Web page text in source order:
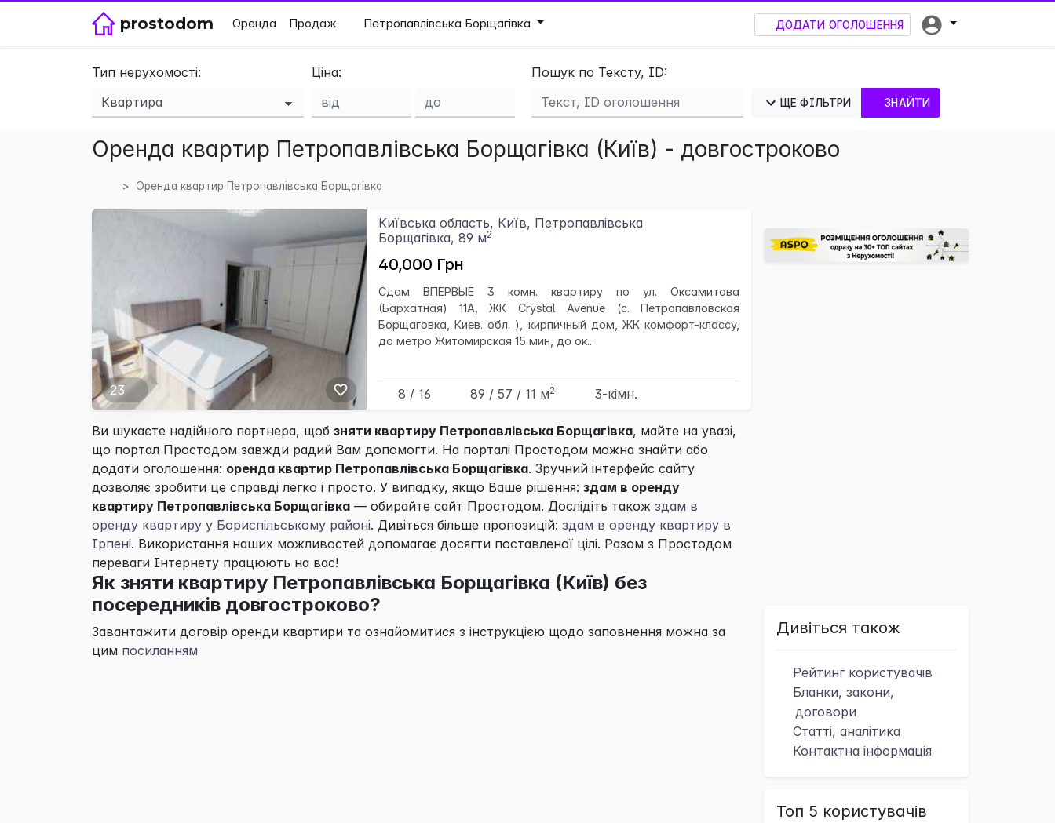
prostodom Оренда Продаж Петропавлівська Борщагівка ДОДАТИ ОГОЛОШЕННЯ
Тип нерухомості: Ціна: Пошук по Тексту, ID:
ЩЕ ФІЛЬТРИ ЗНАЙТИ
Оренда квартир Петропавлівська Борщагівка (Київ) - довгостроково
Оренда квартир Петропавлівська Борщагівка
23
Київська область, Київ, Петропавлівська
Борщагівка, 89 м2
40,000 Грн
Сдам ВПЕРВЫЕ 3 комн. квартиру по ул. Оксамитова
(Бархатная) 11А, ЖК Crystal Avenue (с. Петропавловская
Борщаговка, Киев. обл. ), кирпичный дом, ЖК комфорт-классу,
до метро Житомирская 15 мин, до ок...
8 / 16 89 / 57 / 11 м2 3-кімн.
Ви шукаєте надійного партнера, щоб зняти квартиру Петропавлівська Борщагівка, майте на увазі,
що портал Простодом завжди радий Вам допомогти. На порталі Простодом можна знайти або
додати оголошення: оренда квартир Петропавлівська Борщагівка. Зручний інтерфейс сайту
дозволяє зробити це справді легко і просто. У випадку, якщо Ваше рішення: здам в оренду
квартиру Петропавлівська Борщагівка — обирайте сайт Простодом. Дослідіть також здам в
оренду квартиру у Бориспільському районі. Дивіться більше пропозицій: здам в оренду квартиру в
Ірпені. Використання наших можливостей допомагає досягти поставленої цілі. Разом з Простодом
переваги Інтернету працюють на вас!
Як зняти квартиру Петропавлівська Борщагівка (Київ) без
посередників довгостроково?
Завантажити договір оренди квартири та ознайомитися з інструкцією щодо заповнення можна за
цим посиланням
Дивіться також
Рейтинг користувачів
Бланки, закони,
договори
Статті, аналітика
Контактна інформація
Топ 5 користувачів